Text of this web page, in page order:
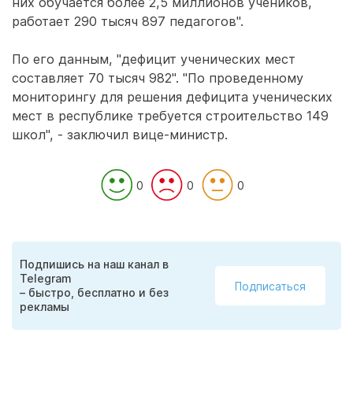
работает 290 тысяч 897 педагогов".
По его данным, "дефицит ученических мест
составляет 70 тысяч 982". "По проведенному
мониторингу для решения дефицита ученических
мест в республике требуется строительство 149
школ", - заключил вице-министр.
0 0 0
Подпишись на наш канал в
Telegram
– быстро, бесплатно и без
рекламы
Подписаться